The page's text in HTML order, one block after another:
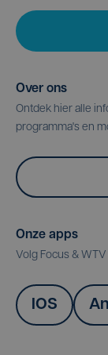
Over ons
Ontdek hier alle
programma's en
Onze apps
Volg Focus &
IOS